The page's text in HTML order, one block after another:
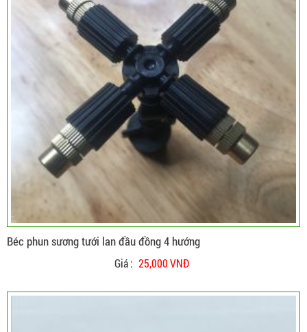
Béc phun sương tưới lan đầu đồng 4 hướng
Giá : 25,000 VNĐ